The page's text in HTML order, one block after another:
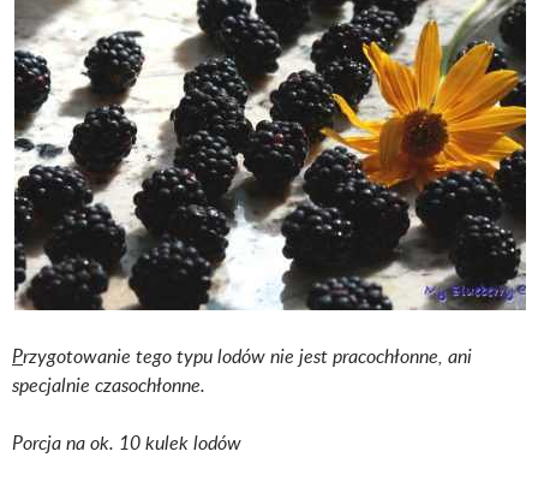
Przygotowanie tego typu lodów nie jest pracochłonne, ani
specjalnie czasochłonne.
Porcja na ok. 10 kulek lodów